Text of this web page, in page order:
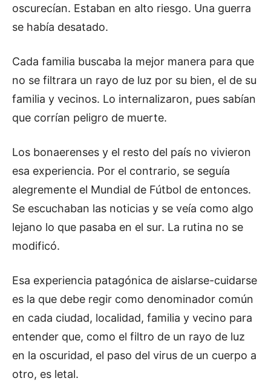
oscurecían. Estaban en alto riesgo. Una guerra
se había desatado.
Cada familia buscaba la mejor manera para que
no se filtrara un rayo de luz por su bien, el de su
familia y vecinos. Lo internalizaron, pues sabían
que corrían peligro de muerte.
Los bonaerenses y el resto del país no vivieron
esa experiencia. Por el contrario, se seguía
alegremente el Mundial de Fútbol de entonces.
Se escuchaban las noticias y se veía como algo
lejano lo que pasaba en el sur. La rutina no se
modificó.
Esa experiencia patagónica de aislarse-cuidarse
es la que debe regir como denominador común
en cada ciudad, localidad, familia y vecino para
entender que, como el filtro de un rayo de luz
en la oscuridad, el paso del virus de un cuerpo a
otro, es letal.